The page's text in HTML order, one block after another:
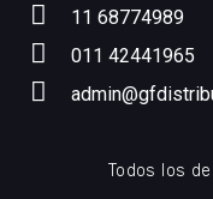
11 68774989
011 42441965
Todos los